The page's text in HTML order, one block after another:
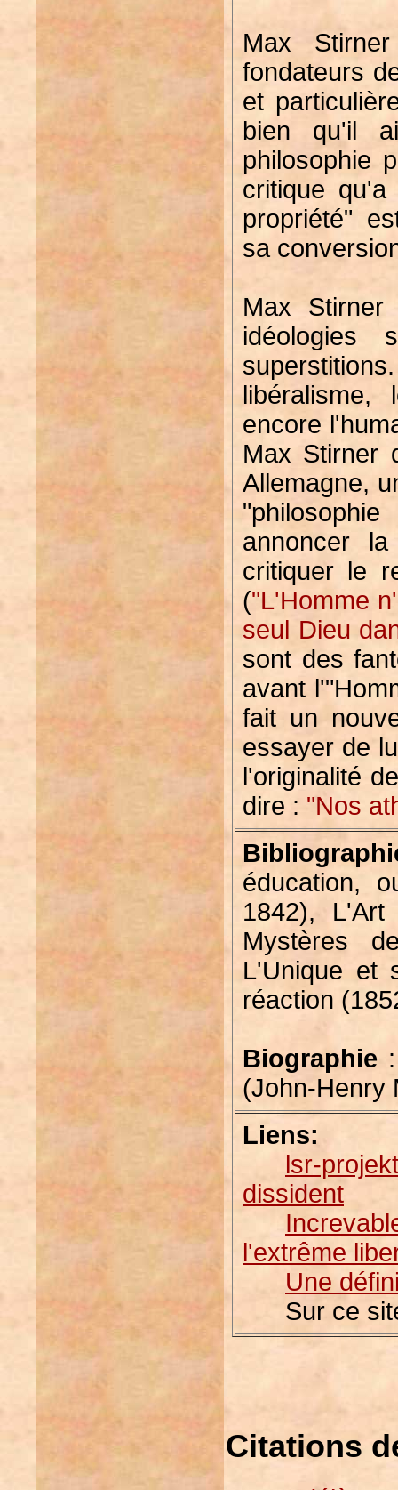
Max
fondateurs
et
bien qu'il
philosophie
critique
propriété"
sa
Max
encore
Max Stirner
Allemagne,
annoncer
critiquer le
("L'Homme
seul Dieu
sont des
avant
fait un
essayer de
l'originalité
dire : "Nos
éducation,
1842),
Mystères
L'Unique et
réaction
Biographie
(John-Henry
Liens:
lsr-
dissident
l'extrême
Une
Sur ce
Citations